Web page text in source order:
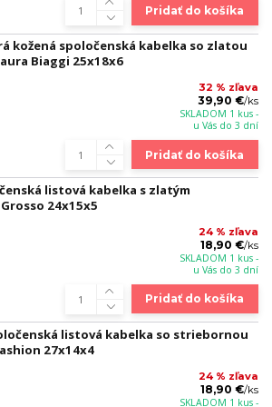
Pridať do košíka
kožená spoločenská kabelka so zlatou
Biaggi 25x18x6
32 % zľava
39,90 €/ks
SKLADOM 1 kus -
u Vás do 3 dní
Pridať do košíka
listová kabelka s zlatým
24x15x5
24 % zľava
18,90 €/ks
SKLADOM 1 kus -
u Vás do 3 dní
Pridať do košíka
listová kabelka so striebornou
27x14x4
24 % zľava
18,90 €/ks
SKLADOM 1 kus -